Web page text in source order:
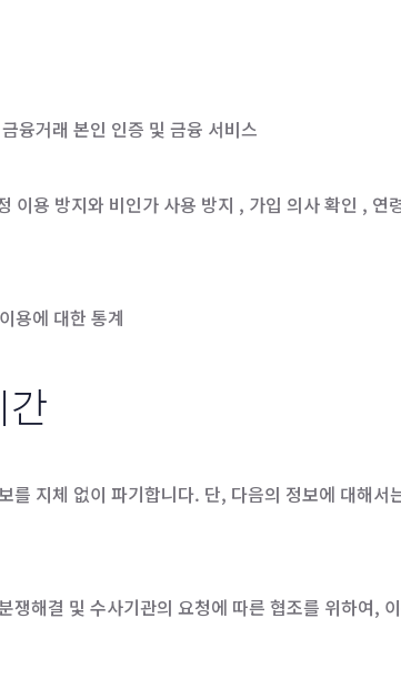
융거래 본인 인증 및 금융 서비스
이용 방지와 비인가 사용 방지 , 가입 의사 확인 ,
용에 대한 통계
지체 없이 파기합니다. 단, 다음의 정보에 대해
해결 및 수사기관의 요청에 따른 협조를 위하여,